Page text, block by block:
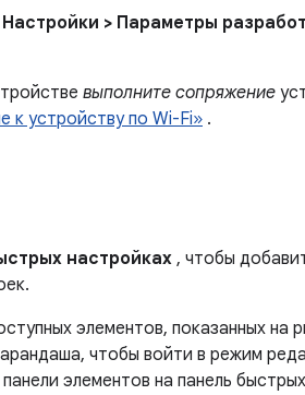
Настройки > Параметры
выполните сопряжение
к устройству по Wi-Fi» .
настройках , чтобы
элементов, показанных на
чтобы войти в режим
элементов на панель